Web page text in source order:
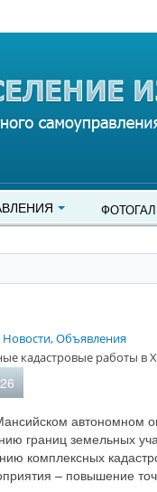
Новости, Объявления
кадастровые работы
автономном
границ земельных
комплексных
– повышение